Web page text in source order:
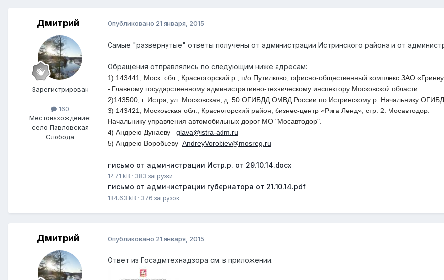
Дмитрий
Зарегистрирован
160
Местонахождение:
село Павловская
Слобода
Опубликовано 21 января, 2015
Самые "развернутые" ответы получены от администрации Истринского района и от
Обращения отправлялись по следующим ниже адресам:
1) 143441, Моск. обл., Красногорский р., п/о Путилково, офисно-общественный комплекс ЗАО
- Главному государственному административно-техническому инспектору Московской области.
2)143500, г. Истра, ул. Московская, д. 50 ОГИБДД ОМВД России по Истринскому р. Начальнику
3) 143421, Московская обл., Красногорский район, бизнес-центр «Рига Ленд», стр. 2. Мосавтодор.
Начальнику управления автомобильных дорог МО "Мосавтодор".
4) Андрею Дунаеву glava@istra-adm.ru
5) Андрею Воробьеву AndreyVorobiev@mosreg.ru
письмо от администрации Истр.р. от 29.10.14.docx
12.71 kB · 383 загрузки
письмо от администрации губернатора от 21.10.14.pdf
184.63 kB · 376 загрузок
Дмитрий Опубликовано 21 января, 2015
Ответ из Госадмтехнадзора см. в приложении.